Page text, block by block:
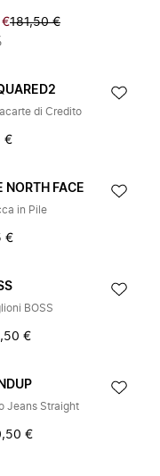
€181,50 €
di Credito
€
NORTH FACE
in Pile
€
BOSS
€
Jeans Straight
€